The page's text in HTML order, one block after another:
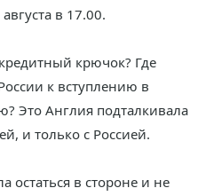
в 17.00.
крючок? Где
к вступлению в
Это Англия подталкивала
и только с Россией.
остаться в стороне и не